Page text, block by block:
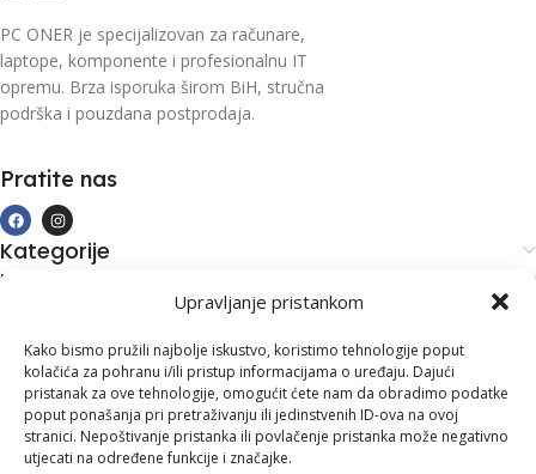
Upravljanje pristankom
Kako bismo pružili najbolje iskustvo, koristimo tehnologije poput
kolačića za pohranu i/ili pristup informacijama o uređaju. Dajući
pristanak za ove tehnologije, omogućit ćete nam da obradimo podatke
poput ponašanja pri pretraživanju ili jedinstvenih ID-ova na ovoj
stranici. Nepoštivanje pristanka ili povlačenje pristanka može negativno
utjecati na određene funkcije i značajke.
PC ONER je specijalizovan za računare,
laptope, komponente i profesionalnu IT
opremu. Brza isporuka širom BiH, stručna
podrška i pouzdana postprodaja.
Pratite nas
Kategorije
Kupovina i podrška
Kontakt informacije
Branilaca Bosne, 75 300 Lukavac
+387 35 555 999
info@pconer.ba